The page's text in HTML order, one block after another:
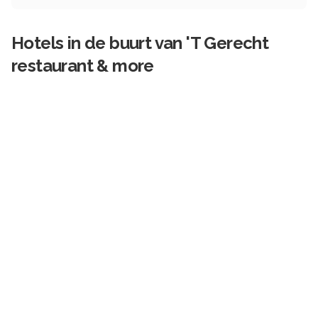
Hotels in de buurt van 'T Gerecht
restaurant & more